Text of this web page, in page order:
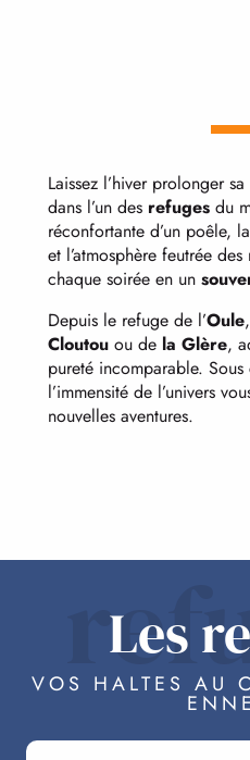
Laissez l’hiver prolonger
dans l’un des refuges du
réconfortante d’un poêle,
et l’atmosphère feutrée
chaque soirée en un
Depuis le refuge de l’Oule
Cloutou ou de la Glère,
pureté incomparable.
l’immensité de l’univers
nouvelles aventures.
Les
VOS HALTES AU